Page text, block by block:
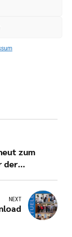
Exemplare in
gedruckte
zum
der
NEXT